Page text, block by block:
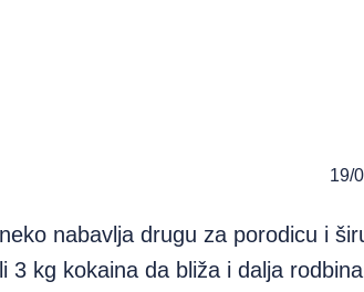
19/
nabavlja drugu za porodicu i
3 kg kokaina da bliža i dalja